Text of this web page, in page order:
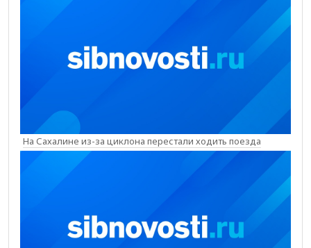
На Сахалине из-за циклона перестали ходить поезда